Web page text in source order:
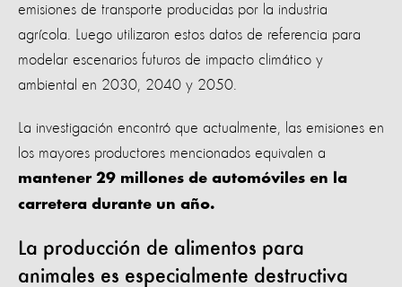
emisiones de transporte producidas por la industria
agrícola. Luego utilizaron estos datos de referencia para
modelar escenarios futuros de impacto climático y
ambiental en 2030, 2040 y 2050.
La investigación encontró que actualmente, las emisiones en
los mayores productores mencionados equivalen a
mantener 29 millones de automóviles en la
carretera durante un año.
La producción de alimentos para
animales es especialmente destructiva